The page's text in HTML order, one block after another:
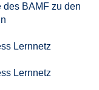
BAMF zu den
Lernnetz
Lernnetz